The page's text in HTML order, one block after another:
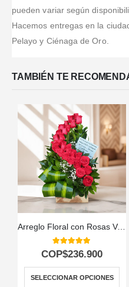
pueden variar según
Hacemos entregas en la
Pelayo y Ciénaga de Oro.
TAMBIÉN TE
Arreglo Floral con Rosas Voluta
5.00out of 5
COP$236.900
SELECCIONAR OPCIONES